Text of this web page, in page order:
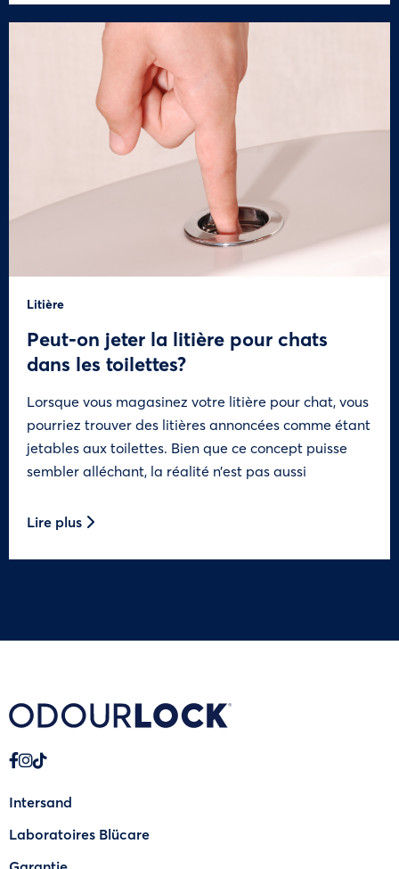
Litière
Peut-on jeter la litière pour chats
dans les toilettes?
Lorsque vous magasinez votre litière pour chat, vous
pourriez trouver des litières annoncées comme étant
jetables aux toilettes. Bien que ce concept puisse
sembler alléchant, la réalité n’est pas aussi
Lire plus
Intersand
Laboratoires Blücare